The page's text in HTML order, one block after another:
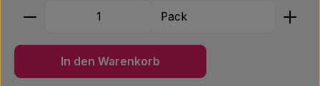
Produkt Anzahl: Gib den gewünschten Wert ein
Pack
In den Warenkorb